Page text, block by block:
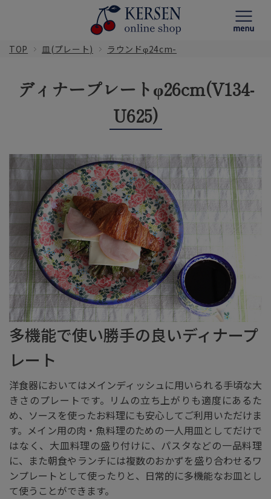
TOP 皿(プレート) ラウンドφ24cm-
ディナープレートφ26cm(V134-
U625)
多機能で使い勝手の良いディナープ
レート
洋食器においてはメインディッシュに用いられる手頃な大
きさのプレートです。リムの立ち上がりも適度にあるた
め、ソースを使ったお料理にも安心してご利用いただけま
す。メイン用の肉・魚料理のための一人用皿としてだけで
はなく、大皿料理の盛り付けに、パスタなどの一品料理
に、また朝食やランチには複数のおかずを盛り合わせるワ
ンプレートとして使ったりと、日常的に多機能なお皿とし
て使うことができます。